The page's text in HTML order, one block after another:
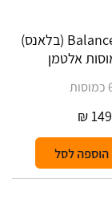
אשווגנדה Balance (בלאנס)
149
₪